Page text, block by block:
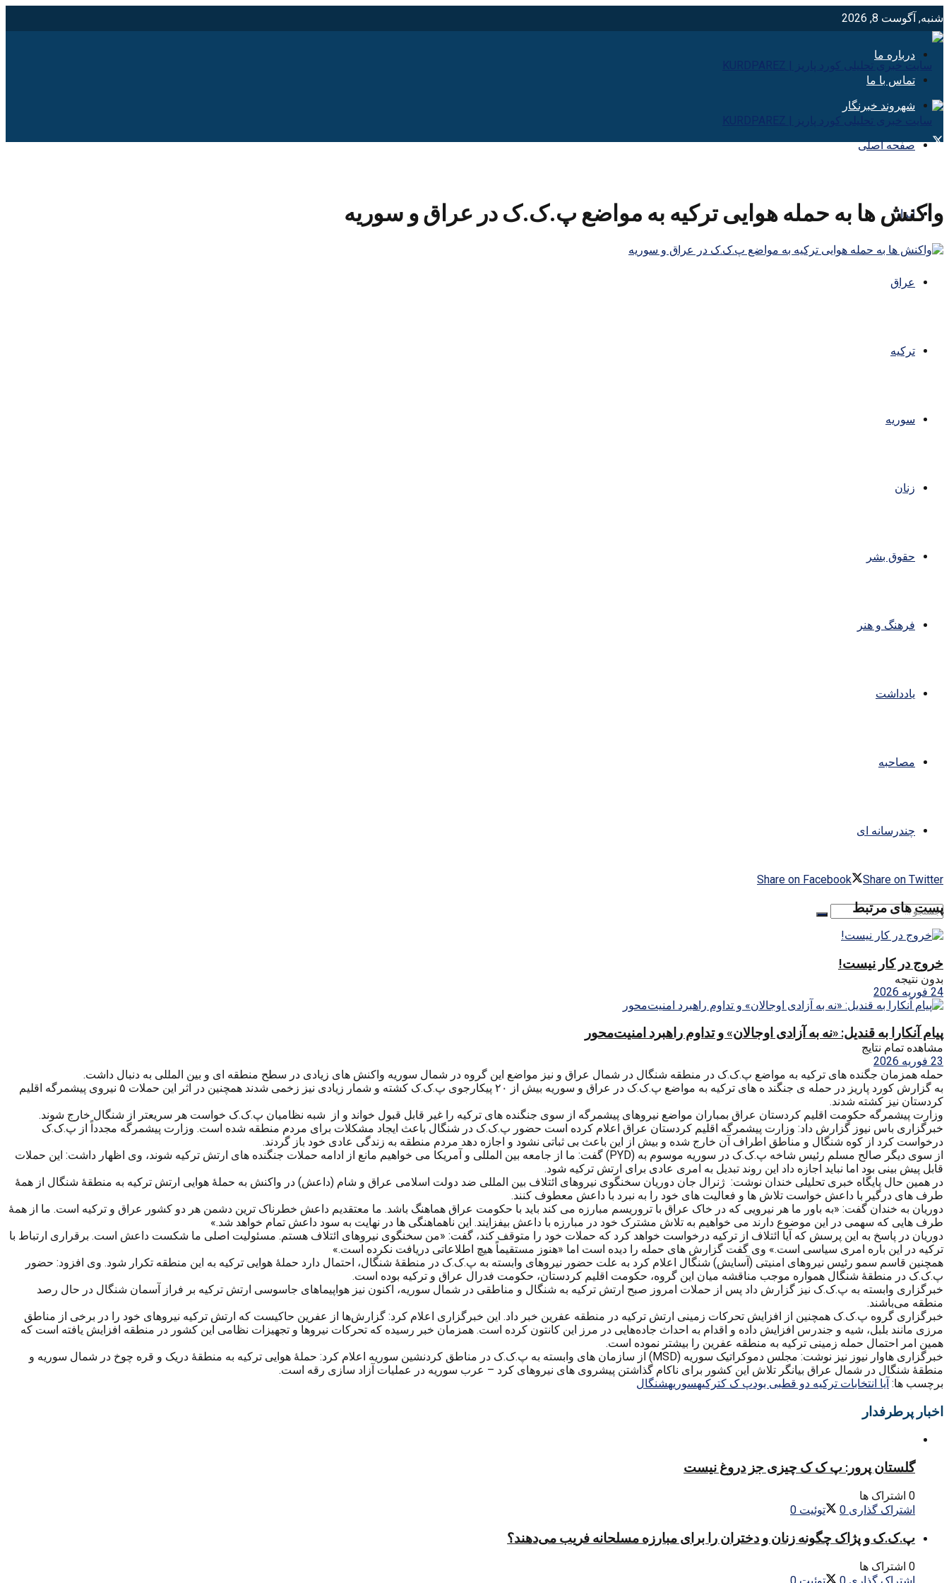
شنبه, آگوست 8, 2026
درباره ما
تماس با ما
شهروند خبرنگار
صفحه اصلی
ایران
عراق
ترکیه
سوریه
زنان
حقوق بشر
فرهنگ و هنر
یادداشت
مصاحبه
چندرسانه ای
بدون نتیجه
مشاهده تمام نتایج
واکنش ها به حمله هوایی ترکیه به مواضع پ.ک.ک در عراق و سوریه
Share on Facebook Share on Twitter
پست های مرتبط
خروج در کار نیست!
24 فوریه 2026
پیام آنکارا به قندیل: «نه به آزادی اوجالان» و تداوم راهبرد امنیت‌محور
23 فوریه 2026
حمله همزمان جگنده های ترکیه به مواضع پ.ک.ک در منطقه شنگال در شمال عراق و نیز مواضع این گروه در شمال سوریه واکنش های زیادی در سطح منطقه ای و بین المللی به دنبال داشت.
به گزارش کورد پاریز در حمله ی جنگند ه های ترکیه به مواضع پ.ک.ک در عراق و سوریه بیش از ۲۰ پیکارجوی پ.ک.ک کشته و شمار زیادی نیز زخمی شدند همچنین در اثر این حملات ۵ نیروی پیشمرگه اقلیم
کردستان نیز کشته شدند.
وزارت پیشمرگه حکومت اقلیم کردستان عراق بمباران مواضع نیروهای پیشمرگه از سوی جنگنده های ترکیه را غیر قابل قبول خواند و از شبه نظامیان پ.ک.ک خواست هر سریعتر از شنگال خارج شوند.
خبرگزاری باس نیوز گزارش داد: وزارت پیشمرگه اقلیم کردستان عراق اعلام کرده است حضور پ.ک.ک در شنگال باعث ایجاد مشکلات برای مردم منطقه شده است. وزارت پیشمرگه مجدداً از پ.ک.ک
درخواست کرد از کوه شنگال و مناطق اطراف آن خارج شده و بیش از این باعث بی ثباتی نشود و اجازه دهد مردم منطقه به زندگی عادی خود باز گردند.
از سوی دیگر صالح مسلم رئیس شاخه پ.ک.ک در سوریه موسوم به (PYD) گفت: ما از جامعه بین المللی و آمریکا می خواهیم مانع از ادامه حملات جنگنده های ارتش ترکیه شوند، وی اظهار داشت: این حملات
قابل پیش بینی بود اما نباید اجازه داد این روند تبدیل به امری عادی برای ارتش ترکیه شود.
در همین حال پایگاه خبری تحلیلی خندان نوشت: ژنرال جان دوریان سخنگوی نیروهای ائتلاف بین المللی ضد دولت اسلامی عراق و شام (داعش) در واکنش به حملۀ هوایی ارتش ترکیه به منطقۀ شنگال از همۀ
طرف های درگیر با داعش خواست تلاش ها و فعالیت های خود را به نبرد با داعش معطوف کنند.
دوریان به خندان گفت: «به باور ما هر نیرویی که در خاک عراق با تروریسم مبارزه می کند باید با حکومت عراق هماهنگ باشد. ما معتقدیم داعش خطرناک ترین دشمن هر دو کشور عراق و ترکیه است. ما از همۀ
طرف هایی که سهمی در این موضوع دارند می خواهیم به تلاش مشترک خود در مبارزه با داعش بیفزایند. این ناهماهنگی ها در نهایت به سود داعش تمام خواهد شد.»
دوریان در پاسخ به این پرسش که آیا ائتلاف از ترکیه درخواست خواهد کرد که حملات خود را متوقف کند، گفت: «من سخنگوی نیروهای ائتلاف هستم. مسئولیت اصلی ما شکست داعش است. برقراری ارتباط با
ترکیه در این باره امری سیاسی است.» وی گفت گزارش های حمله را دیده است اما «هنوز مستقیماً هیچ اطلاعاتی دریافت نکرده است.»
همچنین قاسم سمو رئیس نیروهای امنیتی (آسایش) شنگال اعلام کرد به علت حضور نیروهای وابسته به پ.ک.ک در منطقۀ شنگال، احتمال دارد حملۀ هوایی ترکیه به این منطقه تکرار شود. وی افزود: حضور
پ.ک.ک در منطقۀ شنگال همواره موجب مناقشه میان این گروه، حکومت اقلیم کردستان، حکومت فدرال عراق و ترکیه بوده است.
خبرگزاری وابسته به پ.ک.ک نیز گزارش داد پس از حملات امروز صبح ارتش ترکیه به شنگال و مناطقی در شمال سوریه، اکنون نیز هواپیماهای جاسوسی ارتش ترکیه بر فراز آسمان شنگال در حال رصد
منطقه می‌باشند.
خبرگزاری گروه پ.ک.ک همچنین از افزایش تحرکات زمینی ارتش ترکیه در منطقه عفرین خبر داد. این خبرگزاری اعلام کرد: گزارش‌ها از عفرین حاکیست که ارتش ترکیه نیروهای خود را در برخی از مناطق
مرزی مانند بلبل، شیه و جندرس افزایش داده و اقدام به احداث جاده‌هایی در مرز این کانتون کرده است. همزمان خبر رسیده که تحرکات نیروها و تجهیزات نظامی این کشور در منطقه افزایش یافته است که
همین امر احتمال حمله زمینی ترکیه به منطقه عفرین را بیشتر نموده است.
خبرگزاری هاوار نیوز نیز نوشت: مجلس دموکراتیک سوریه (MSD) از سازمان های وابسته به پ.ک.ک در مناطق کردنشین سوریه اعلام کرد: حملۀ هوایی ترکیه به منطقۀ دریک و قره چوخ در شمال سوریه و
منطقۀ شنگال در شمال عراق بیانگر تلاش این کشور برای ناکام گذاشتن پیشروی های نیروهای کرد – عرب سوریه در عملیات آزاد سازی رقه است.
برچسب ها: آیا انتخابات ترکیه دو قطبی بودپ ک کترکیهسوریهشنگال
اخبار پرطرفدار
گلستان پرور: پ ک ک چیزی جز دروغ نیست
0 اشتراک ها
اشتراک گذاری 0 توئیت 0
پ.ک.ک و پژاک چگونه زنان و دختران را برای مبارزه مسلحانه فریب می‌دهند؟
0 اشتراک ها
اشتراک گذاری 0 توئیت 0